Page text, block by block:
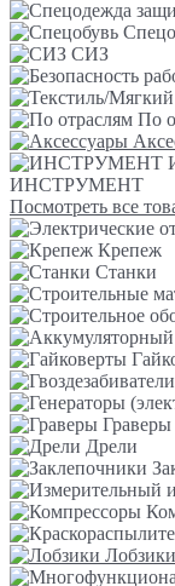
СИЗ
По
ИНСТРУМЕНТ
Посмотреть все
Крепеж
Станки
Граверы
Дрели
Лобзики